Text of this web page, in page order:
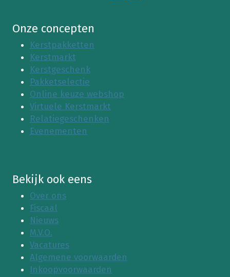
Onze concepten
Kerstpakketten
Kerstmarkt
Kerstgeschenk
Pakketselectie
Online keuze webshop
Virtuele Kerstmarkt
Relatiegeschenken
Evenementen
Bekijk ook eens
Over ons
Fiscaal
Nieuws
M.V.O.
Vacatures
Algemene voorwaarden
Inkoopvoorwaarden